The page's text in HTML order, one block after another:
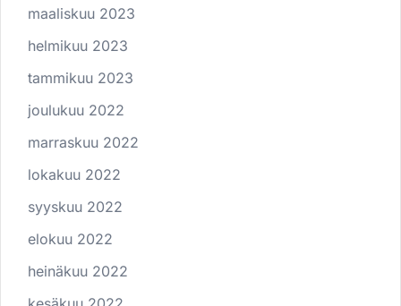
maaliskuu 2023
helmikuu 2023
tammikuu 2023
joulukuu 2022
marraskuu 2022
lokakuu 2022
syyskuu 2022
elokuu 2022
heinäkuu 2022